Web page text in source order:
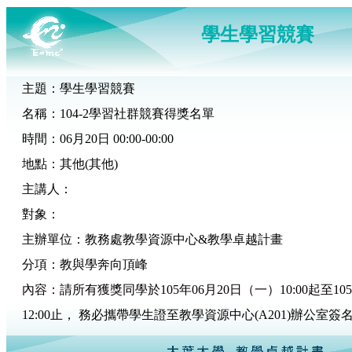
學生學習競賽
主題：學生學習競賽
名稱：104-2學習社群競賽得獎名單
時間：06月20日 00:00-00:00
地點：其他(其他)
主講人：
對象：
主辦單位：教務處教學資源中心&教學卓越計畫
分項：教與學奔向頂峰
內容：請所有獲獎同學於105年06月20日（一）10:00起至105
12:00止， 務必攜帶學生證至教學資源中心(A201)辦公室簽名